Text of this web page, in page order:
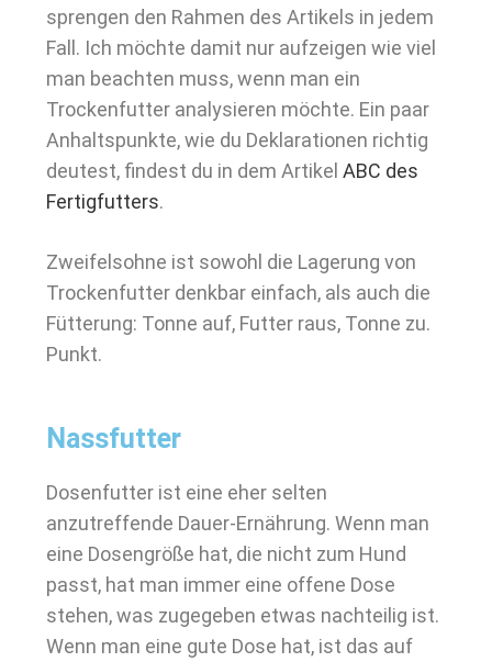
sprengen den Rahmen des Artikels in jedem
Fall. Ich möchte damit nur aufzeigen wie viel
man beachten muss, wenn man ein
Trockenfutter analysieren möchte. Ein paar
Anhaltspunkte, wie du Deklarationen richtig
deutest, findest du in dem Artikel ABC des
Fertigfutters.
Zweifelsohne ist sowohl die Lagerung von
Trockenfutter denkbar einfach, als auch die
Fütterung: Tonne auf, Futter raus, Tonne zu.
Punkt.
Nassfutter
Dosenfutter ist eine eher selten
anzutreffende Dauer-Ernährung. Wenn man
eine Dosengröße hat, die nicht zum Hund
passt, hat man immer eine offene Dose
stehen, was zugegeben etwas nachteilig ist.
Wenn man eine gute Dose hat, ist das auf